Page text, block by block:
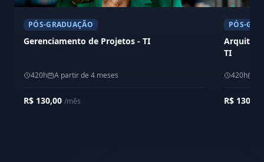
PÓS-GRADUAÇÃO
Gerenciamento de Projetos - TI
420h A partir de 4 meses
R$ 130,00 /mês
PÓS-
TI
420h
R$ 130,00